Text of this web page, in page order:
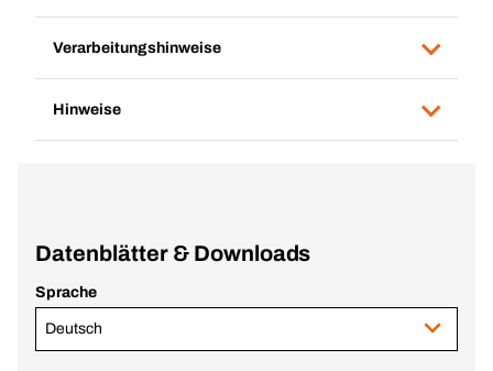
Verarbeitungshinweise
Hinweise
Datenblätter & Downloads
Sprache
Deutsch